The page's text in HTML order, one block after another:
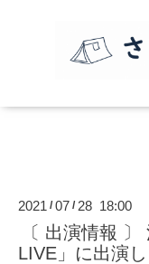
2021 /07 /28 18:00
〔 出演情報
LIVE」に出演